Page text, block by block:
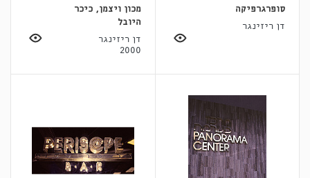
סופרגרפיקה
דן ריזינגר
מכון ויצמן, כיכר
היובל
דן ריזינגר
2000